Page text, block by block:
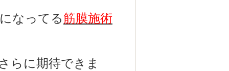
なってる筋膜施術
らに期待できま